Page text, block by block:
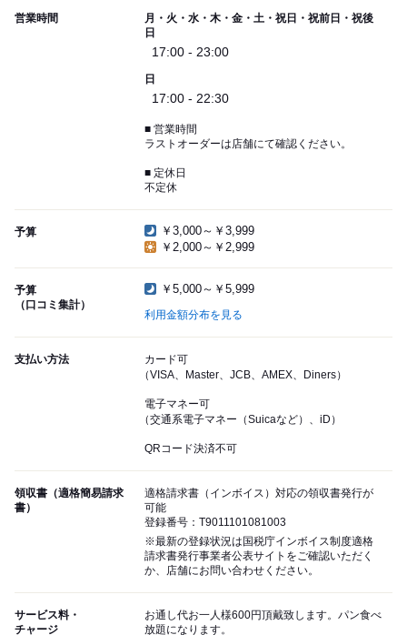
営業時間
月・火・水・木・金・土・祝日・祝前日・祝後
日
17:00 - 23:00
日
17:00 - 22:30
■ 営業時間
ラストオーダーは店舗にて確認ください。
■ 定休日
不定休
予算
￥3,000～￥3,999
￥2,000～￥2,999
予算
（口コミ集計）
￥5,000～￥5,999
利用金額分布を見る
支払い方法
カード可
（VISA、Master、JCB、AMEX、Diners）
電子マネー可
（交通系電子マネー（Suicaなど）、iD）
QRコード決済不可
領収書（適格簡易請求
書）
適格請求書（インボイス）対応の領収書発行が
可能
登録番号：T9011101081003
※最新の登録状況は国税庁インボイス制度適格
請求書発行事業者公表サイトをご確認いただく
か、店舗にお問い合わせください。
サービス料・
チャージ
お通し代お一人様600円頂戴致します。パン食べ
放題になります。